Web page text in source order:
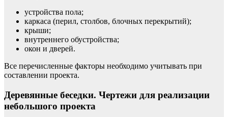
устройства пола;
каркаса (перил, столбов, блочных перекрытий);
крыши;
внутреннего обустройства;
окон и дверей.
Все перечисленные факторы необходимо учитывать при
составлении проекта.
Деревянные беседки. Чертежи для реализации
небольшого проекта